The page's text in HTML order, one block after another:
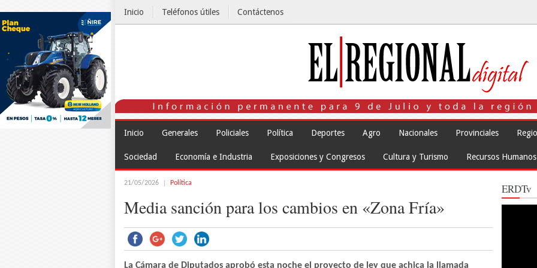
Inicio Teléfonos útiles Contáctenos
Inicio Generales Policiales Política Deportes Agro Nacionales Provinciales
Sociedad Economía e Industria Exposiciones y Congresos Cultura y Turismo Recursos Humanos
21/05/2026 Política
Media sanción para los cambios en «Zona Fría»
La Cámara de Diputados aprobó esta noche el proyecto de ley que achica la llamada
ERDTv